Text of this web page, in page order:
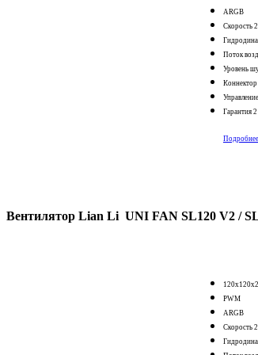
ARGB
Скорость
Поток
Уровень
Гарантия
Вентилятор Lian Li UNI FAN SL120 V2 /
PWM
ARGB
Скорость